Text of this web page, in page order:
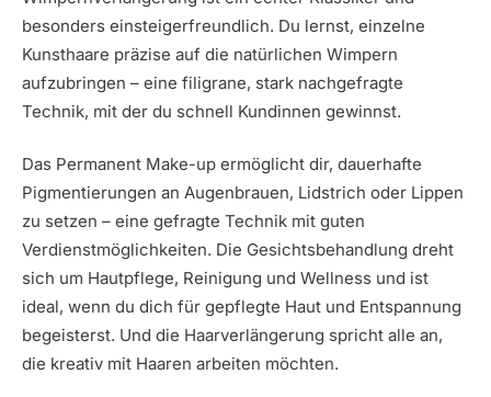
besonders einsteigerfreundlich. Du lernst, einzelne
Kunsthaare präzise auf die natürlichen Wimpern
aufzubringen – eine filigrane, stark nachgefragte
Technik, mit der du schnell Kundinnen gewinnst.
Das Permanent Make-up ermöglicht dir, dauerhafte
Pigmentierungen an Augenbrauen, Lidstrich oder Lippen
zu setzen – eine gefragte Technik mit guten
Verdienstmöglichkeiten. Die Gesichtsbehandlung dreht
sich um Hautpflege, Reinigung und Wellness und ist
ideal, wenn du dich für gepflegte Haut und Entspannung
begeisterst. Und die Haarverlängerung spricht alle an,
die kreativ mit Haaren arbeiten möchten.